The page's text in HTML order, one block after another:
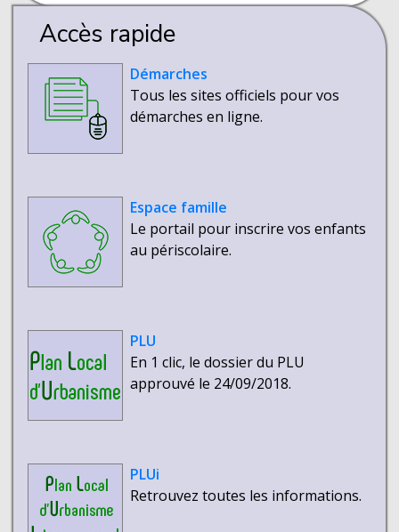
Accès rapide
Démarches
Tous les sites officiels pour vos
démarches en ligne.
Espace famille
Le portail pour inscrire vos enfants
au périscolaire.
PLU
En 1 clic, le dossier du PLU
approuvé le 24/09/2018.
PLUi
Retrouvez toutes les informations.